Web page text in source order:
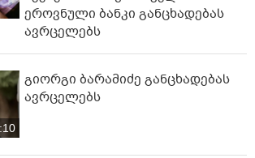
ეროვნული ბანკი განცხადებას
ავრცელებს
გიორგი ბარამიძე განცხადებას
ავრცელებს